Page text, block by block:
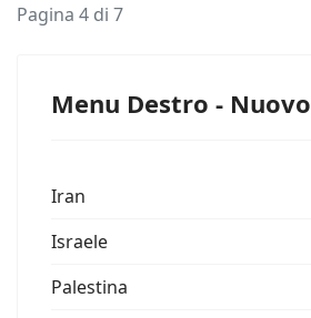
Pagina 4 di 7
Menu Destro - Nuovo
Iran
Israele
Palestina